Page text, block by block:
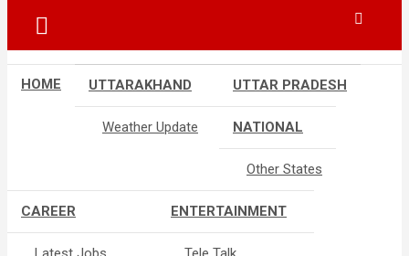
HOME UTTARAKHAND
Weather Update
UTTAR PRADESH
NATIONAL
Other States
CAREER ENTERTAINMENT